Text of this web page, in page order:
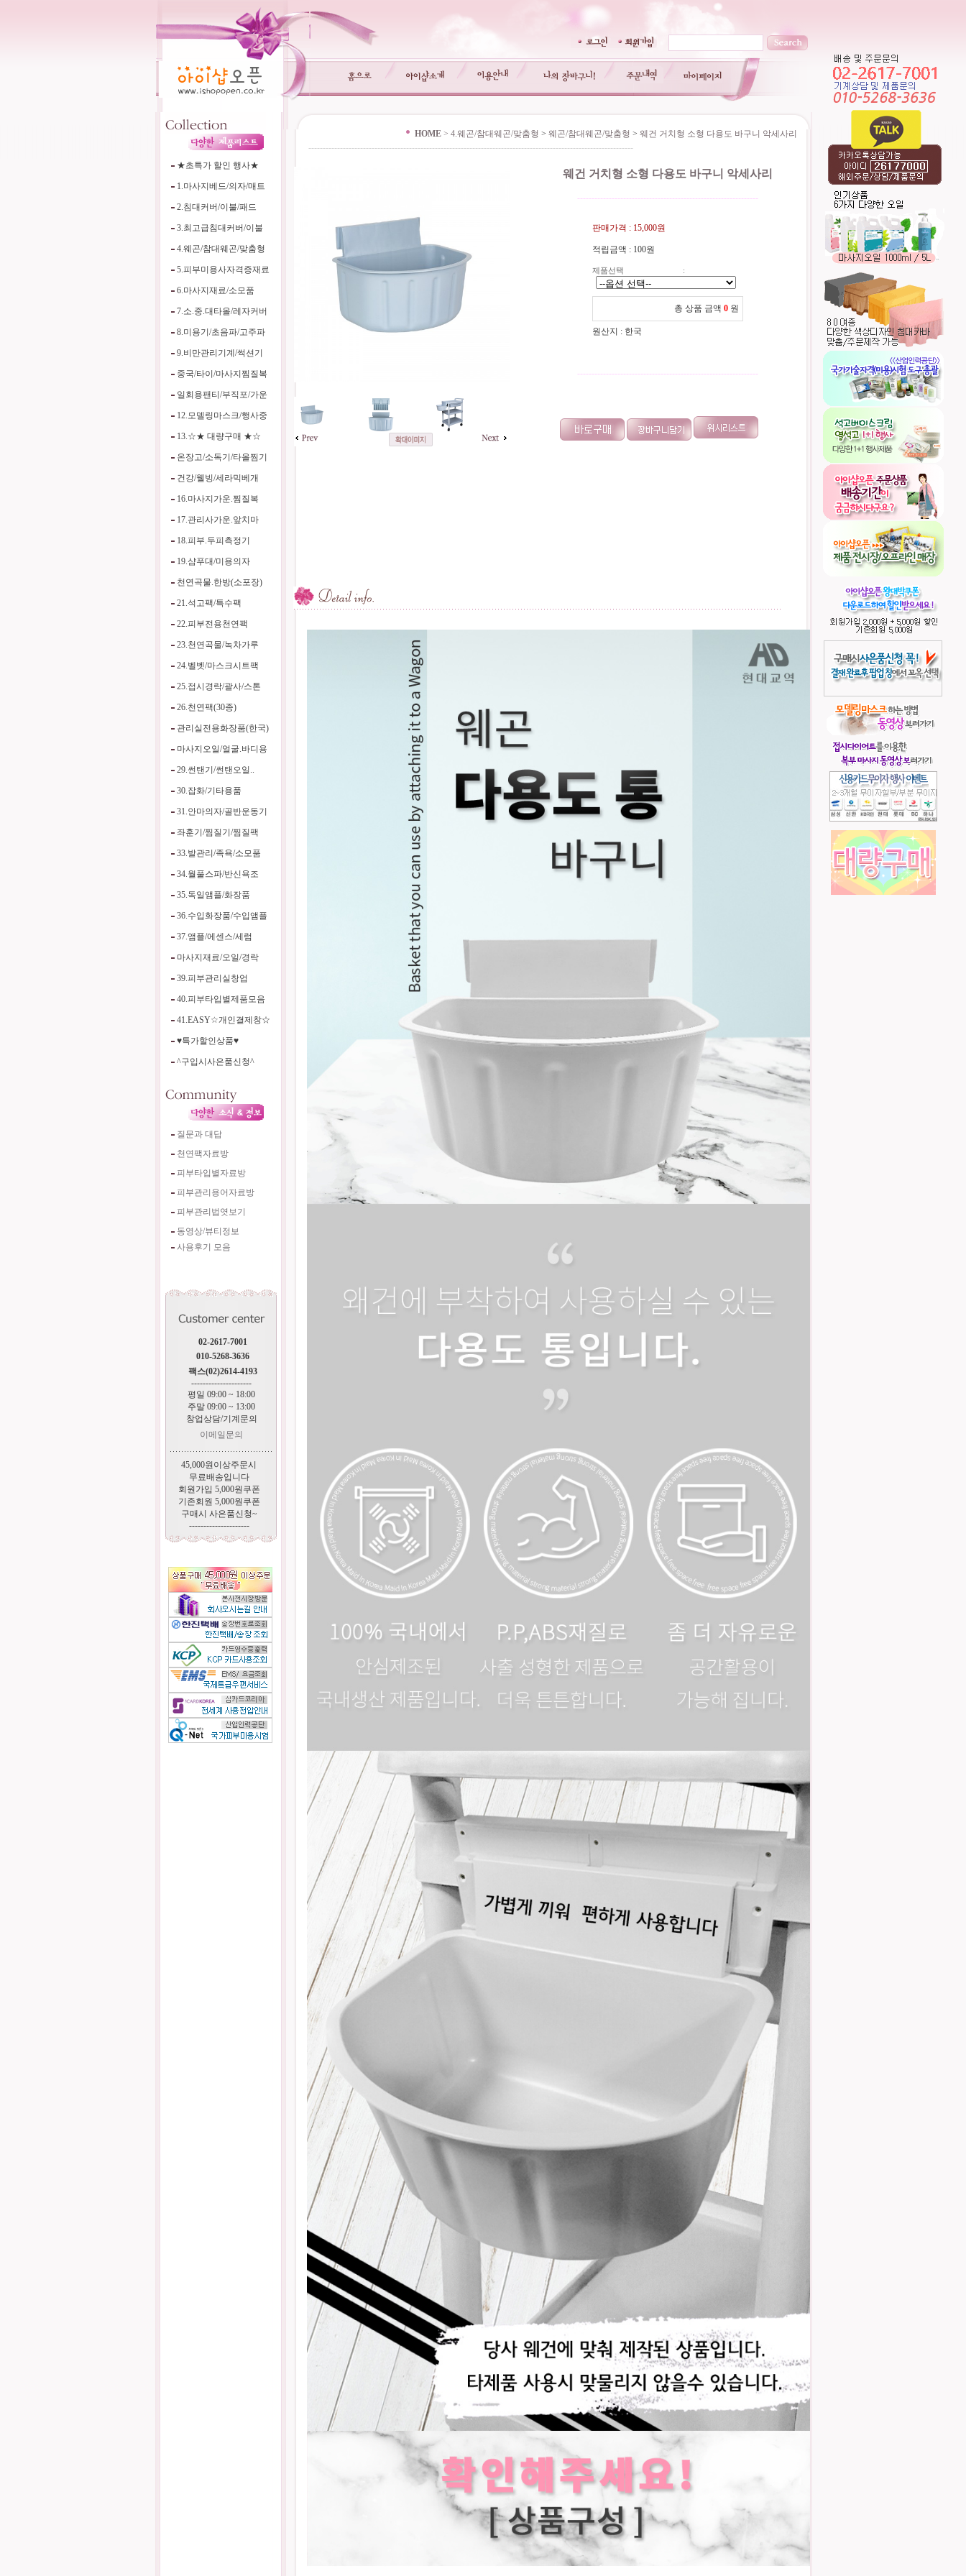
★초특가 할인 행사★
1.마사지베드/의자/매트
2.침대커버/이불/패드
3.최고급침대커버/이불
4.웨곤/참대웨곤/맞춤형
5.피부미용사자격증재료
6.마사지재료/소모품
7.소.중.대타올/레자커버
8.미용기/초음파/고주파
9.비만관리기계/썩션기
중국/타이/마사지찜질복
일회용팬티/부직포/가운
12.모델링마스크/행사중
13.☆★ 대량구매 ★☆
온장고/소독기/타올찜기
건강/웰빙/세라믹베개
16.마사지가운.찜질복
17.관리사가운.앞치마
18.피부.두피측정기
19.샴푸대/미용의자
천연곡물.한방(소포장)
21.석고팩/특수팩
22.피부전용천연팩
23.천연곡물/녹차가루
24.벨벳/마스크시트팩
25.접시경락/괄사/스톤
26.천연팩(30종)
관리실전용화장품(한국)
마사지오일/얼굴.바디용
29.썬탠기/썬탠오일..
30.잡화/기타용품
31.안마의자/골반운동기
좌훈기/찜질기/찜질팩
33.발관리/족욕/소모품
34.월풀스파/반신욕조
35.독일앰플/화장품
36.수입화장품/수입앰플
37.앰플/에센스/세럼
마사지재료/오일/경락
39.피부관리실창업
40.피부타입별제품모음
41.EASY☆개인결제창☆
♥특가할인상품♥
^구입시사은품신청^
질문과 대답
천연팩자료방
피부타입별자료방
피부관리용어자료방
피부관리법엿보기
동영상/뷰티정보
사용후기 모음
02-2617-7001
010-5268-3636
팩스(02)2614-4193
---------------------
평일 09:00 ~ 18:00
주말 09:00 ~ 13:00
창업상담/기계문의
이메일문의
45,000원이상주문시
무료배송입니다
회원가입 5,000원쿠폰
기존회원 5,000원쿠폰
구매시 사은품신청~
---------------------
HOME > 4.웨곤/참대웨곤/맞춤형 > 웨곤/참대웨곤/맞춤형 > 웨건 거치형 소형 다용도 바구니 악세사리
-----------------------------------------------------------------------------------------------------------------
웨건 거치형 소형 다용도 바구니 악세사리
---------------------------------------------------------------
판매가격 : 15,000원
적립금액 : 100원
제품선택 :
총 상품 금액 0 원
원산지 : 한국
---------------------------------------------------------------